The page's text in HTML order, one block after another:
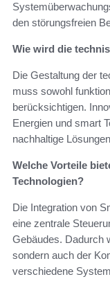
den störungsfreien
Wie wird die
Die Gestaltung der
muss sowohl
berücksichtigen.
Energien und smart
nachhaltige
Welche Vorteile
Technologien?
Die Integration von
eine zentrale
Gebäudes. Dadurch
sondern auch der
verschiedene